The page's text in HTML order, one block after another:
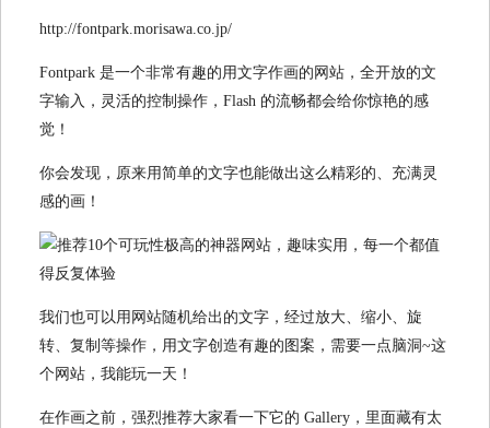
http://fontpark.morisawa.co.jp/
Fontpark 是一个非常有趣的用文字作画的网站，全开放的文
字输入，灵活的控制操作，Flash 的流畅都会给你惊艳的感
觉！
你会发现，原来用简单的文字也能做出这么精彩的、充满灵
感的画！
我们也可以用网站随机给出的文字，经过放大、缩小、旋
转、复制等操作，用文字创造有趣的图案，需要一点脑洞~这
个网站，我能玩一天！
在作画之前，强烈推荐大家看一下它的 Gallery，里面藏有太